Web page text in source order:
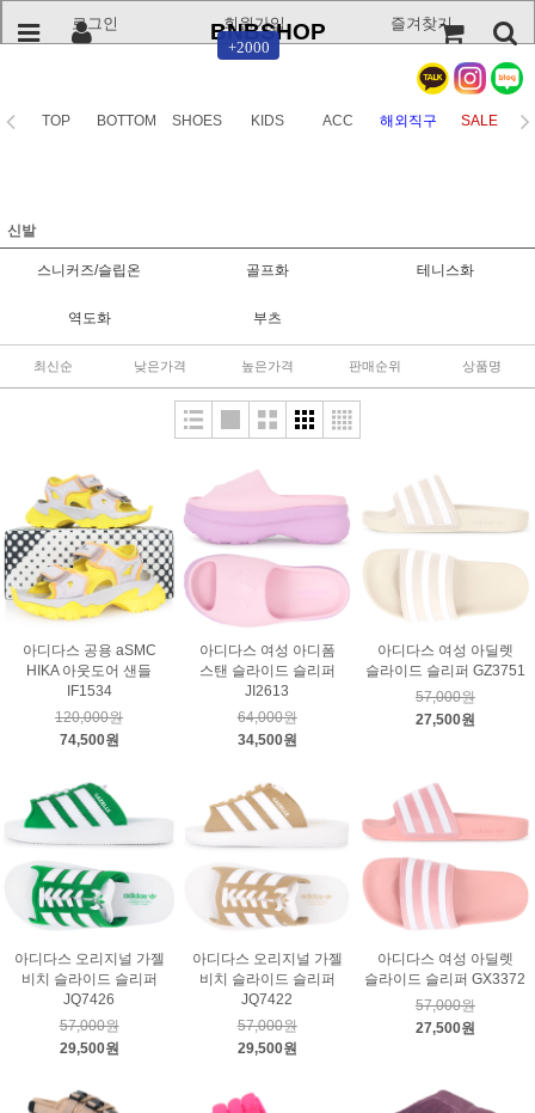
로그인
+2000
회원가입 즐겨찾기
BNBSHOP
TOP BOTTOM SHOES KIDS ACC 해외직구 SALE
신발
스니커즈/슬립온 골프화 테니스화
역도화 부츠
최신순 낮은가격 높은가격 판매순위 상품명
아디다스 공용 aSMC
HIKA 아웃도어 샌들
IF1534
120,000원
74,500원
아디다스 여성 아디폼
스탠 슬라이드 슬리퍼
JI2613
64,000원
34,500원
아디다스 여성 아딜렛
슬라이드 슬리퍼 GZ3751
57,000원
27,500원
아디다스 오리지널 가젤
비치 슬라이드 슬리퍼
JQ7426
57,000원
29,500원
아디다스 오리지널 가젤
비치 슬라이드 슬리퍼
JQ7422
57,000원
29,500원
아디다스 여성 아딜렛
슬라이드 슬리퍼 GX3372
57,000원
27,500원